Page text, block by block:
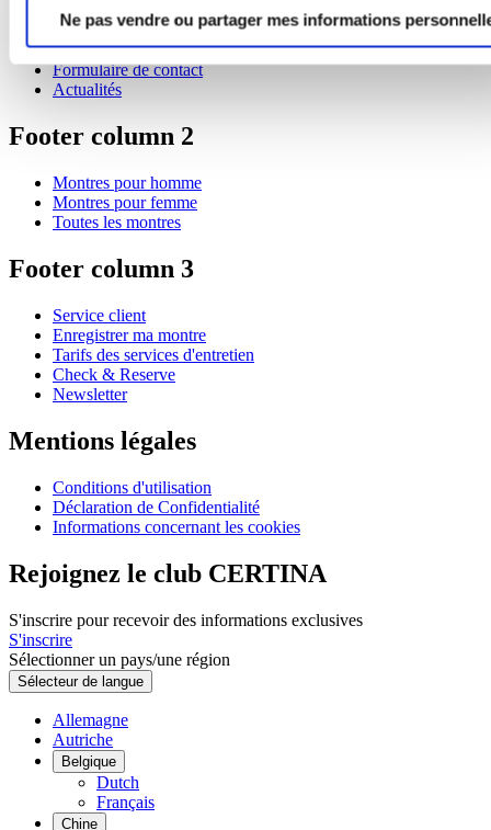
Ne pas vendre ou partager mes informations
Store Locator
L'univers Certina
Espace presse
Formulaire de contact
Actualités
Footer column 2
Montres pour homme
Montres pour femme
Toutes les montres
Footer column 3
Service client
Enregistrer ma montre
Tarifs des services d'entretien
Check & Reserve
Newsletter
Mentions légales
Conditions d'utilisation
Déclaration de Confidentialité
Informations concernant les cookies
Rejoignez le club CERTINA
S'inscrire pour recevoir des informations exclusives
S'inscrire
Sélectionner un pays/une région
Sélecteur de langue
Allemagne
Autriche
Belgique
Dutch
Français
Chine